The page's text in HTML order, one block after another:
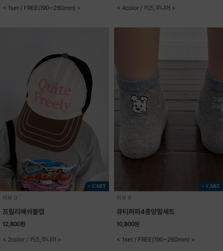
< 1set / FREE(190~260mm) > < 4color / 키즈,주니어 >
+ CART
리뷰 0
프릴리매쉬볼캡
12,800원
< 2color / 키즈,주니어 >
+ CART
리뷰 0
큐티퍼피4종양말세트
10,800원
< 1set / FREE(190~260mm) >